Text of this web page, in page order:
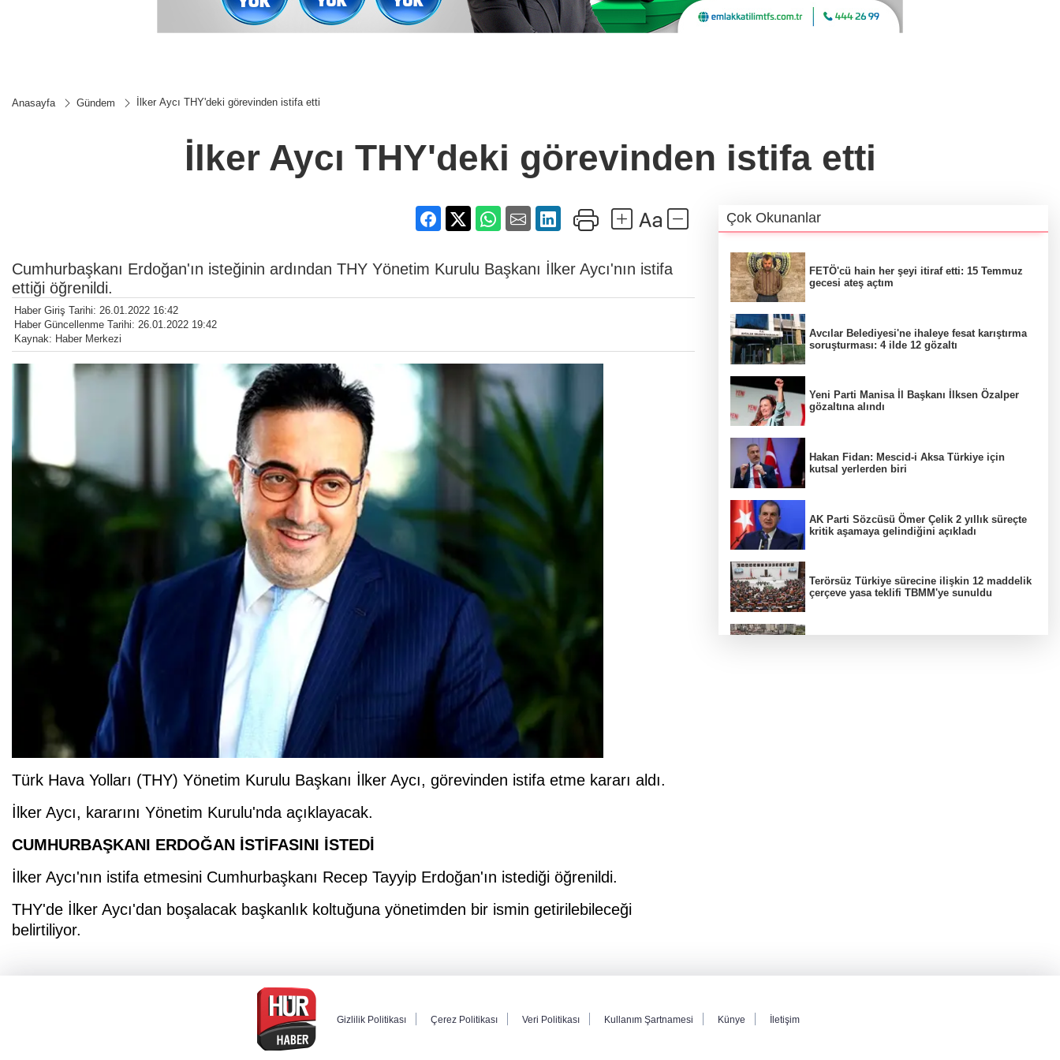
Anasayfa Gündem İlker Aycı THY'deki görevinden istifa etti
İlker Aycı THY'deki görevinden istifa etti
Cumhurbaşkanı Erdoğan'ın isteğinin ardından THY Yönetim Kurulu Başkanı İlker Aycı'nın istifa
ettiği öğrenildi.
Haber Giriş Tarihi: 26.01.2022 16:42
Haber Güncellenme Tarihi: 26.01.2022 19:42
Kaynak: Haber Merkezi
Türk Hava Yolları (THY) Yönetim Kurulu Başkanı İlker Aycı, görevinden istifa etme kararı aldı.
İlker Aycı, kararını Yönetim Kurulu'nda açıklayacak.
CUMHURBAŞKANI ERDOĞAN İSTİFASINI İSTEDİ
İlker Aycı'nın istifa etmesini Cumhurbaşkanı Recep Tayyip Erdoğan'ın istediği öğrenildi.
THY'de İlker Aycı'dan boşalacak başkanlık koltuğuna yönetimden bir ismin getirilebileceği
belirtiliyor.
Çok Okunanlar
FETÖ'cü hain her şeyi itiraf etti: 15 Temmuz
gecesi ateş açtım
Avcılar Belediyesi'ne ihaleye fesat karıştırma
soruşturması: 4 ilde 12 gözaltı
Yeni Parti Manisa İl Başkanı İlksen Özalper
gözaltına alındı
Hakan Fidan: Mescid-i Aksa Türkiye için
kutsal yerlerden biri
AK Parti Sözcüsü Ömer Çelik 2 yıllık süreçte
kritik aşamaya gelindiğini açıkladı
Terörsüz Türkiye sürecine ilişkin 12 maddelik
çerçeve yasa teklifi TBMM'ye sunuldu
Gizlilik Politikası Çerez Politikası Veri Politikası Kullanım Şartnamesi Künye İletişim